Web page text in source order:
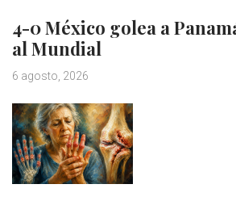
4-0 México golea a
al Mundial
6 agosto, 2026